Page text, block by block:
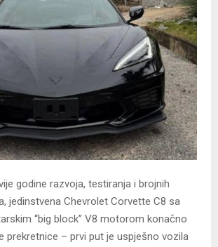
godine razvoja, testiranja i brojnih
jedinstvena Chevrolet Corvette C8 sa
“big block” V8 motorom konačno
prekretnice – prvi put je uspješno vozila